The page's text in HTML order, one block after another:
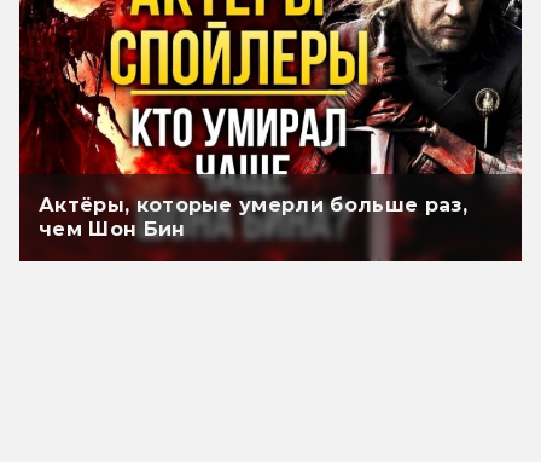
Актёры, которые умерли больше раз,
чем Шон Бин